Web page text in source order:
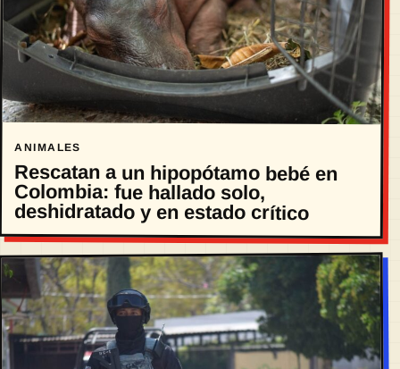
ANIMALES
Rescatan a un hipopótamo bebé en
Colombia: fue hallado solo,
deshidratado y en estado crítico